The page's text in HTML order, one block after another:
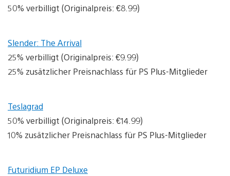
50% verbilligt (Originalpreis: €8.99)
Slender: The Arrival
25% verbilligt (Originalpreis: €9.99)
25% zusätzlicher Preisnachlass für PS Plus-Mitglieder
Teslagrad
50% verbilligt (Originalpreis: €14.99)
10% zusätzlicher Preisnachlass für PS Plus-Mitglieder
Futuridium EP Deluxe